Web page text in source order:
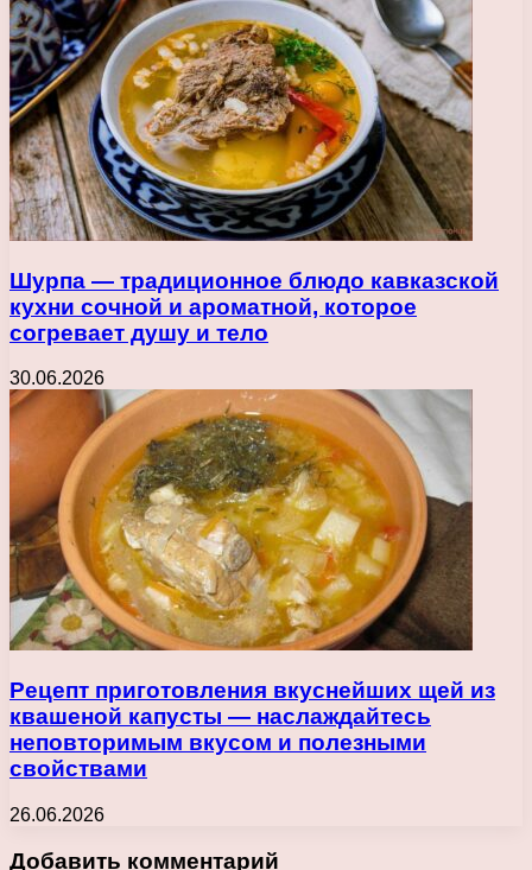
Шурпа — традиционное блюдо кавказской
кухни сочной и ароматной, которое
согревает душу и тело
30.06.2026
Рецепт приготовления вкуснейших щей из
квашеной капусты — наслаждайтесь
неповторимым вкусом и полезными
свойствами
26.06.2026
Добавить комментарий